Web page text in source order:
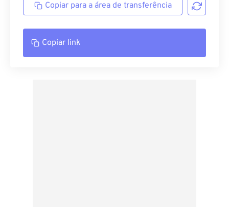
Copiar para a área de transferência
Copiar link